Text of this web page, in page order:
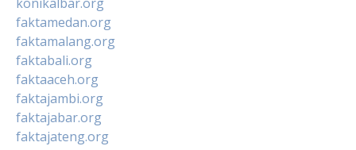
faktamedan.org
faktamalang.org
faktabali.org
faktaaceh.org
faktajambi.org
faktajabar.org
faktajateng.org